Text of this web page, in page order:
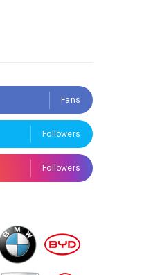
Fans
Followers
Followers